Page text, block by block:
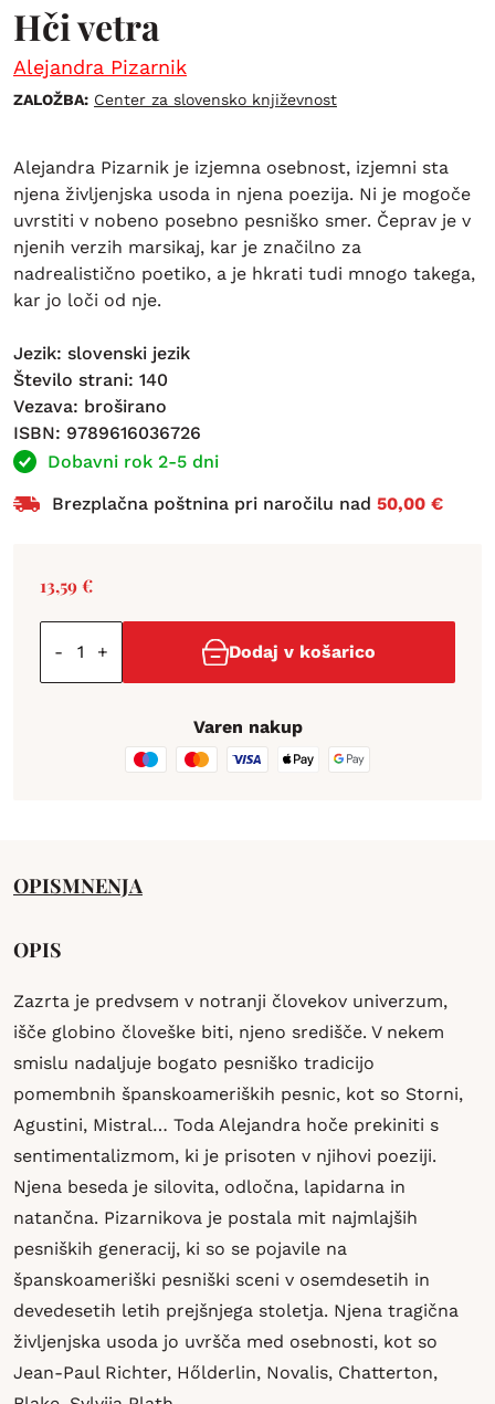
Hči vetra
Alejandra Pizarnik
ZALOŽBA: Center za slovensko književnost
Alejandra Pizarnik je izjemna osebnost, izjemni sta
njena življenjska usoda in njena poezija. Ni je mogoče
uvrstiti v nobeno posebno pesniško smer. Čeprav je v
njenih verzih marsikaj, kar je značilno za
nadrealistično poetiko, a je hkrati tudi mnogo takega,
kar jo loči od nje.
Jezik: slovenski jezik
Število strani: 140
Vezava: broširano
ISBN: 9789616036726
Dobavni rok 2-5 dni
Brezplačna poštnina pri naročilu nad 50,00 €
13,59€
- + Dodaj v košarico
Varen nakup
OPISMNENJA
OPIS
Zazrta je predvsem v notranji človekov univerzum,
išče globino človeške biti, njeno središče. V nekem
smislu nadaljuje bogato pesniško tradicijo
pomembnih španskoameriških pesnic, kot so Storni,
Agustini, Mistral… Toda Alejandra hoče prekiniti s
sentimentalizmom, ki je prisoten v njihovi poeziji.
Njena beseda je silovita, odločna, lapidarna in
natančna. Pizarnikova je postala mit najmlajših
pesniških generacij, ki so se pojavile na
španskoameriški pesniški sceni v osemdesetih in
devedesetih letih prejšnjega stoletja. Njena tragična
življenjska usoda jo uvršča med osebnosti, kot so
Jean-Paul Richter, Hőlderlin, Novalis, Chatterton,